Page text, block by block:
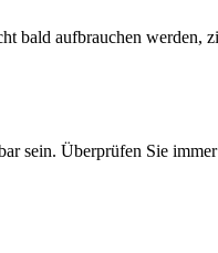
bald aufbrauchen
sein. Überprüfen Sie